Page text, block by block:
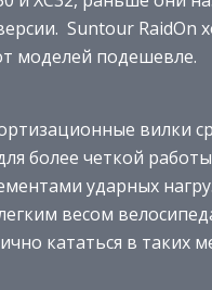
Suntour RaidOn
моделей подешевле.
вилки
более четкой
ударных
весом
кататься в таких